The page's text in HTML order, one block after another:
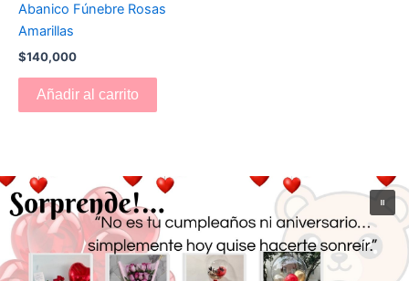
Abanico Fúnebre Rosas
Amarillas
$140,000
Añadir al carrito